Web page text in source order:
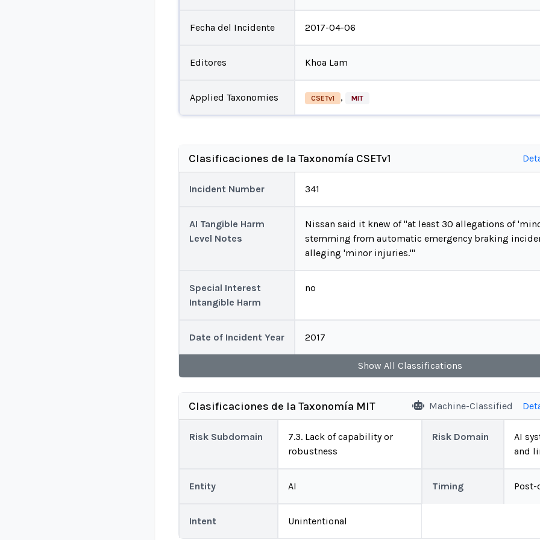
Fecha del Incidente 2017-04-06
Editores Khoa Lam
Applied Taxonomies CSETv1 , MIT
Clasificaciones de la Taxonomía CSETv1
Incident Number 341
AI Tangible Harm
Level Notes
Nissan said it knew of "at least 30 allegations of
stemming from automatic emergency braking
alleging 'minor injuries.'"
Special Interest
Intangible Harm
no
Date of Incident Year 2017
Show All Classifications
Clasificaciones de la Taxonomía MIT Machine-Classified
Risk Subdomain
7.3. Lack of capability or
robustness
Risk Domain
AI
and
Entity AI Timing
Intent Unintentional